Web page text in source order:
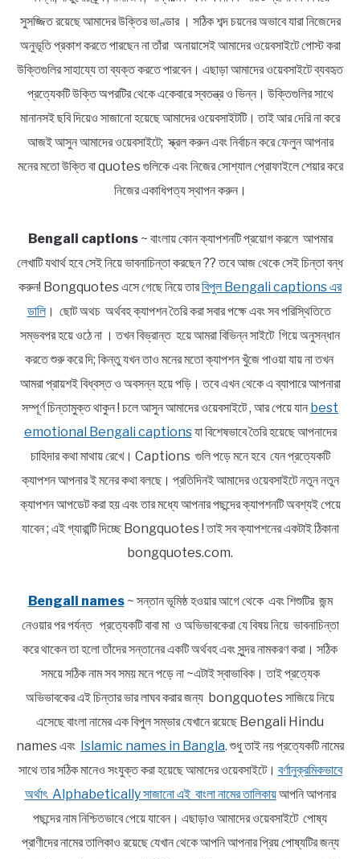
সুসজ্জিত রয়েছে আমাদের উক্তির ভাণ্ডার । সঠিক শব্দ চয়নের অভাবে যারা নিজেদের
অনুভূতি প্রকাশ করতে পারছেন না তাঁরা অনায়াসেই আমাদের ওয়েবসাইটে পোস্ট করা
উক্তিগুলির সাহায্যে তা ব্যক্ত করতে পারবেন। এছাড়া আমাদের ওয়েবসাইটে ব্যবহৃত
প্রত্যেকটি উক্তি অপরটির থেকে একেবারে স্বতন্ত্র ও ভিন্ন। উক্তিগুলির সাথে
মানানসই ছবি দিয়েও সাজানো হয়েছে আমাদের ওয়েবসাইটটি। তাই আর দেরি না করে
আজই আসুন আমাদের ওয়েবসাইটে; স্ক্রল করুন এবং নির্বাচন করে ফেলুন আপনার
মনের মতো উক্তি বা quotes গুলিকে এবং নিজের সোশ্যাল প্রোফাইলে শেয়ার করে
নিজের একাধিপত্য স্থাপন করুন।
Bengali captions~ বাংলায় কোন ক্যাপশনটি প্রয়োগ করলে আপমার
লেখাটি যথার্থ হবে সেই নিয়ে ভাবনাচিন্তা করছেন ?? তবে আজ থেকে সেই চিন্তা বন্ধ
করুন! Bongquotes এসে গেছে নিয়ে তারবিপুল Bengali captions এর
ডালি। ছোট অথচ অর্থবহ ক্যাপশন তৈরি করা সবার পক্ষে এবং সব পরিস্থিতিতে
সম্ভবপর হয়ে ওঠে না । তখন বিভ্রান্ত হয়ে আমরা বিভিন্ন সাইটে গিয়ে অনুসন্ধান
করতে শুরু করে দি; কিন্তু যখন তাও মনের মতো ক্যাপশন খুঁজে পাওয়া যায় না তখন
আমরা প্রায়শই বিধ্বস্ত ও অবসন্ন হয়ে পড়ি। তবে এখন থেকে এ ব্যাপারে আপনারা
সম্পূর্ণ চিন্তামুক্ত থাকুন ! চলে আসুন আমাদের ওয়েবসাইটে , আর পেয়ে যান best
emotional Bengali captionsযা বিশেষভাবে তৈরি হয়েছে আপনাদের
চাহিদার কথা মাথায় রেখে। Captions গুলি পড়ে মনে হবে যেন প্রত্যেকটি
ক্যাপশন আপনার ই মনের কথা বলছে। প্রতিদিনই আমাদের ওয়েবসাইটে নতুন নতুন
ক্যাপশন আপডেট করা হয় এবং তার মধ্যে আপনার পছন্দের ক্যাপশনটি অবশ্যই পেয়ে
যাবেন ; এই গ্যারান্টি দিচ্ছে Bongquotes ! তাই সব ক্যাপশনের একটাই ঠিকানা
bongquotes.com.
Bengali names~ সন্তান ভূমিষ্ঠ হওয়ার আগে থেকে এবং শিশুটির জন্ম
নেওয়ার পর পর্যন্ত প্রত্যেকটি বাবা মা ও অভিভাবকেরা যে বিষয় নিয়ে ভাবনাচিন্তা
করে থাকেন তা হলো তাঁদের সন্তানের একটি অর্থবহ এবং সুন্দর নামকরণ করা। সঠিক
সময়ে সঠিক নাম সব সময় মনে পড়ে না ~এটাই স্বাভাবিক। তাই প্রত্যেক
অভিভাবকের এই চিন্তার ভার লাঘব করার জন্য bongquotes সাজিয়ে নিয়ে
এসেছে বাংলা নামের এক বিপুল সম্ভার যেখানে রয়েছে Bengali Hindu
names এবং Islamic names in Bangla. শুধু তাই নয় প্রত্যেকটি নামের
সাথে তার সঠিক মানেও সংযুক্ত করা হয়েছে আমাদের ওয়েবসাইটে। বর্ণানুক্রমিকভাবে
অর্থাৎ Alphabetically সাজানো এই বাংলা নামের তালিকায়আপনি আপনার
পছন্দের নাম নিশ্চিতভাবে পেয়ে যাবেন। এছাড়াও আমাদের ওয়েবসাইটে পোষ্য
প্রাণীদের নামের তালিকাও রয়েছে যেখান থেকে আপনি আপনার প্রিয় পোষ্যটির জন্য